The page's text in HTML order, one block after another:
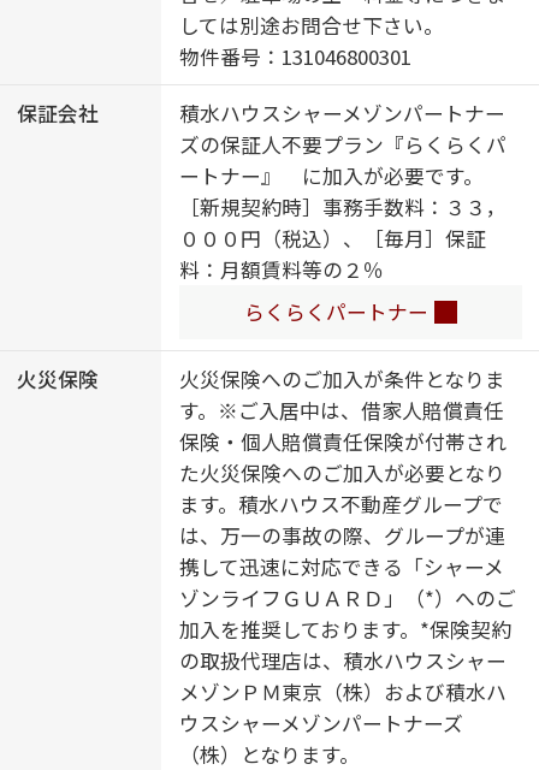
／給湯箇所（浴室・台所・洗面所）
／エコキュート／給湯器／給湯器
（追焚機能付）／オール電化／浴室
乾燥機（暖房乾燥）／シャワー／洗
濯機置場（室内）／洗髪洗面化粧台
／室内物干し／対面キッチン／ＩＨ
クッキングヒーター／３口コンロ／
グリル付きコンロ／ラジェントヒー
ター／トイレ（洗浄機能付便座）／
バス・トイレ（セパレイト）／エア
しては別途お問合せ下さい。
物件番号：131046800301
保証会社
積水ハウスシャーメゾンパートナー
ズの保証人不要プラン『らくらくパ
ートナー』 に加入が必要です。
［新規契約時］事務手数料：３３，
０００円（税込）、［毎月］保証
料：月額賃料等の２％
らくらくパートナー
火災保険
火災保険へのご加入が条件となりま
す。※ご入居中は、借家人賠償責任
保険・個人賠償責任保険が付帯され
た火災保険へのご加入が必要となり
ます。積水ハウス不動産グループで
は、万一の事故の際、グループが連
携して迅速に対応できる「シャーメ
ゾンライフＧＵＡＲＤ」（*）へのご
加入を推奨しております。*保険契約
の取扱代理店は、積水ハウスシャー
メゾンＰＭ東京（株）および積水ハ
ウスシャーメゾンパートナーズ
（株）となります。